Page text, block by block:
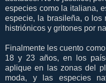
especies como la italiana,
especie, la brasileña, o los
histriónicos y gritones por
Finalmente les cuento
18 y 23 años, en los
aplique en las zonas del
moda, y las especies